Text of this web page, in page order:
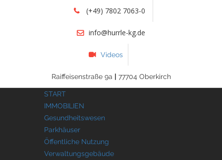
(+49) 7802 7063-0
info@hurrle-kg.de
Videos
Raiffeisenstraße 9a | 77704 Oberkirch
START
IMMOBILIEN
Gesundheitswesen
Parkhäuser
Öffentliche Nutzung
Verwaltungsgebäude